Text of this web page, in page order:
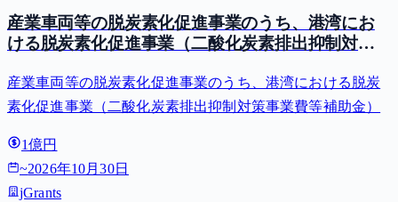
産業車両等の脱炭素化促進事業のうち、港湾にお
ける脱炭素化促進事業（二酸化炭素排出抑制対策
産業車両等の脱炭素化促進事業のうち、港湾における脱炭
素化促進事業（二酸化炭素排出抑制対策事業費等補助金）
1億円
~2026年10月30日
jGrants